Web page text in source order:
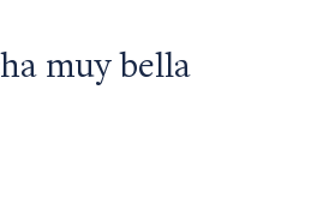
muy bella